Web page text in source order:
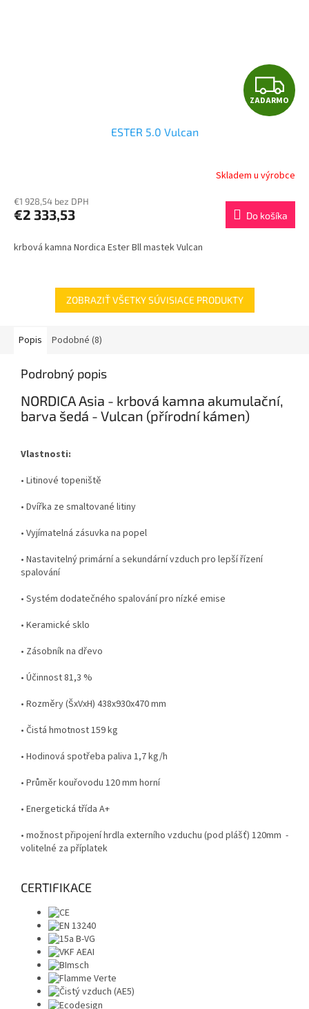
Z
A
A
R
M
ZADARMO
ESTER 5.0 Vulcan
Skladem u výrobce
€1 928,54 bez DPH
€2 333,53 Do košíka
krbová kamna Nordica Ester Bll mastek Vulcan
ZOBRAZIŤ VŠETKY SÚVISIACE PRODUKTY
Popis Podobné (8)
Podrobný popis
NORDICA Asia - krbová kamna akumulační,
barva šedá - Vulcan (přírodní kámen)
Vlastnosti:
• Litinové topeniště
• Dvířka ze smaltované litiny
• Vyjímatelná zásuvka na popel
• Nastavitelný primární a sekundární vzduch pro lepší řízení
spalování
• Systém dodatečného spalování pro nízké emise
• Keramické sklo
• Zásobník na dřevo
• Účinnost81,3 %
• Rozměry (ŠxVxH) 438x930x470 mm
• Čistá hmotnost159 kg
• Hodinová spotřeba paliva 1,7 kg/h
• Průměr kouřovodu 120 mm horní
• Energetická třída A+
• možnost připojení hrdla externího vzduchu (pod plášť) 120mm -
volitelné za příplatek
CERTIFIKACE